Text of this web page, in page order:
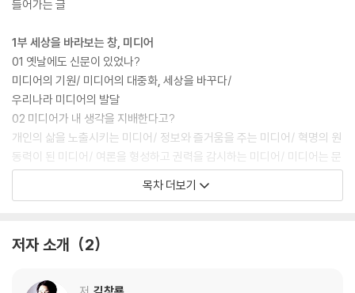
들어가는 글
1부 세상을 바라보는 창, 미디어
01 옛날에도 신문이 있었나?
미디어의 기원/ 미디어의 대중화, 세상을 바꾸다/
우리나라 미디어의 발달
02 미디어가 내 생각을 지배한다고?
개인의 삶을 노출시키는 미디어/ 정보와 즐거움을 주는 미디어/ 혁명의 원
동력이 된 미디어/ 여론을 형성하고 권력을 감시하는 미디어/ 미디어는 문
화와 예술의 전도사/ 투명 사회를 만드는 뉴 미디어
03 방송국에서 어떤 일을 하나?
04 언론의 자유란 무엇일까?
권 독립은 언론 자유의 핵심/ 명예 훼손은 곤란해!
목차 더보기
저자 소개 2